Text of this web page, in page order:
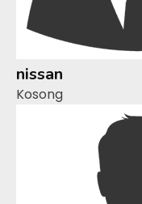
nissan
Kosong